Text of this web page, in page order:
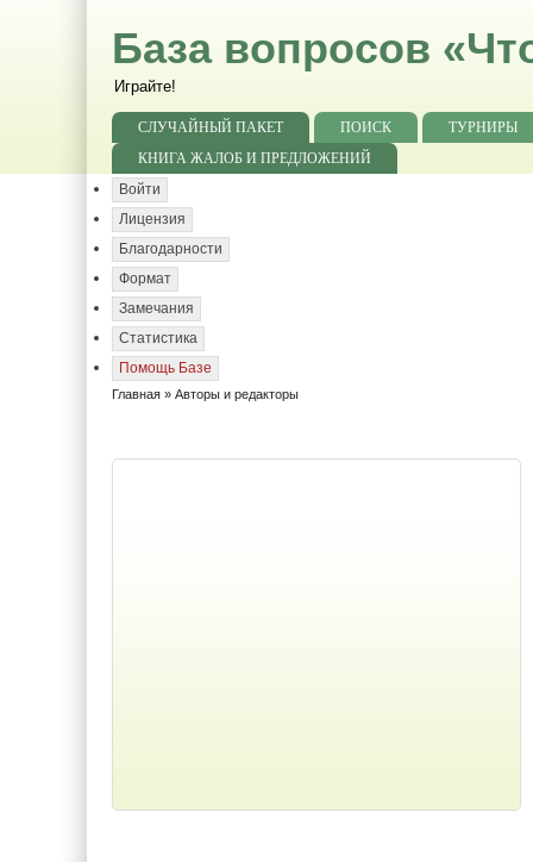
База вопросов
Играйте!
СЛУЧАЙНЫЙ ПАКЕТ ПОИСК
ТУРНИРЫ
КНИГА ЖАЛОБ И ПРЕДЛОЖЕНИЙ
Войти
Лицензия
Благодарности
Формат
Замечания
Статистика
Помощь Базе
Главная » Авторы и редакторы